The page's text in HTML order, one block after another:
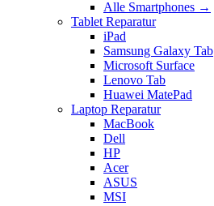
Alle Smartphones →
Tablet Reparatur
iPad
Samsung Galaxy Tab
Microsoft Surface
Lenovo Tab
Huawei MatePad
Laptop Reparatur
MacBook
Dell
HP
Acer
ASUS
MSI